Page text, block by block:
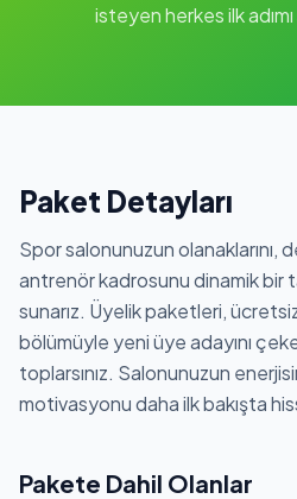
isteyen herkes ilk
Paket Detayları
Spor salonunuzun olanaklarını,
antrenör kadrosunu dinamik bir
sunarız. Üyelik paketleri,
bölümüyle yeni üye adayını
toplarsınız. Salonunuzun
motivasyonu daha ilk bakışta
Pakete Dahil Olanlar